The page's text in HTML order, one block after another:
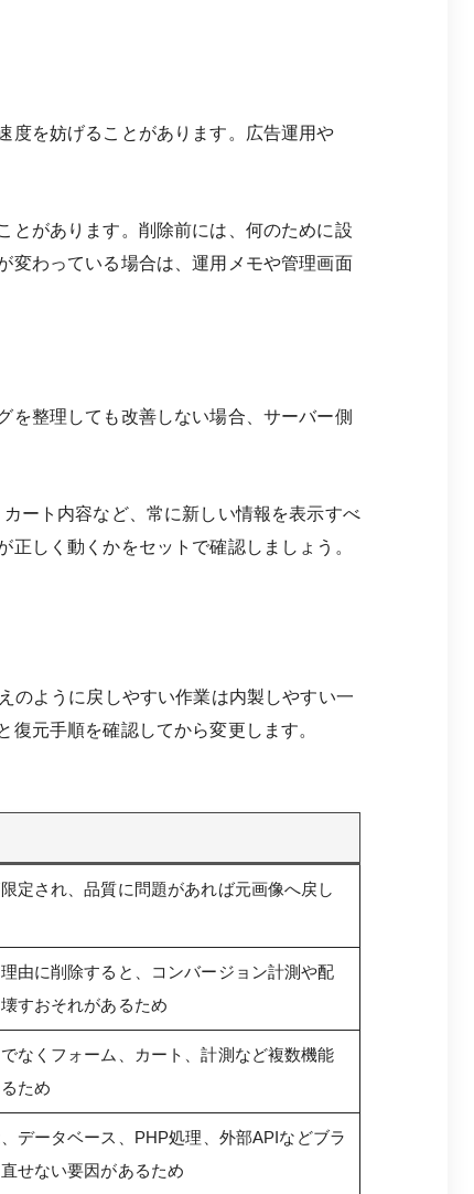
度を妨げることがあります。広告運用や
とがあります。削除前には、何のために設
変わっている場合は、運用メモや管理画面
を整理しても改善しない場合、サーバー側
ート内容など、常に新しい情報を表示すべ
しく動くかをセットで確認しましょう。
のように戻しやすい作業は内製しやすい一
元手順を確認してから変更します。
定され、品質に問題があれば元画像へ戻し
由に削除すると、コンバージョン計測や配
すおそれがあるため
なくフォーム、カート、計測など複数機能
ため
データベース、PHP処理、外部APIなどブラ
せない要因があるため